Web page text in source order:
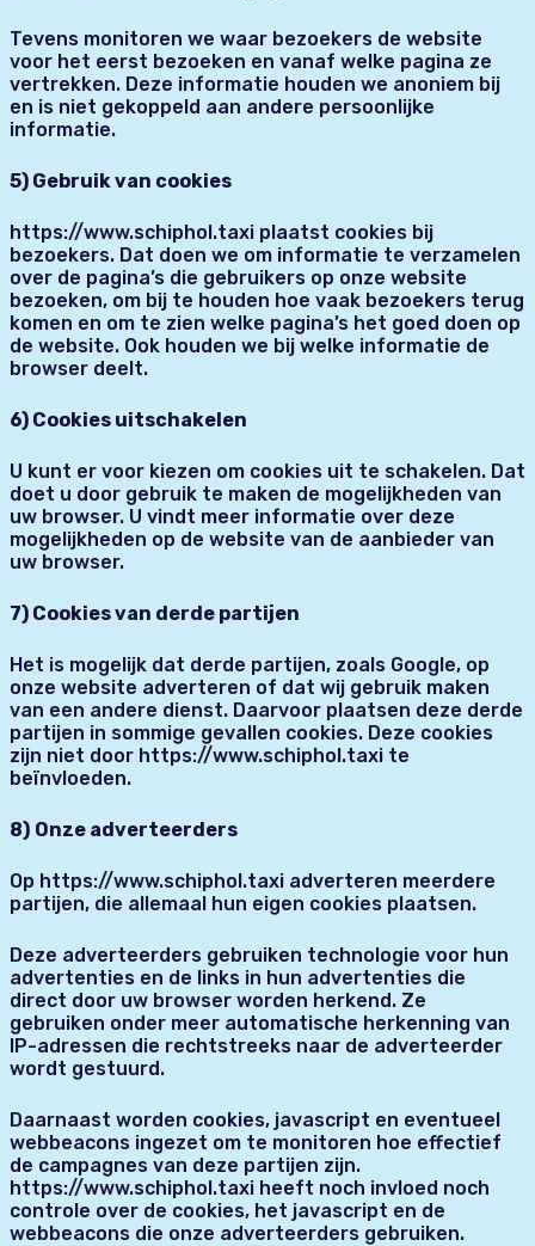
Tevens monitoren we waar bezoekers de website
voor het eerst bezoeken en vanaf welke pagina ze
vertrekken. Deze informatie houden we anoniem bij
en is niet gekoppeld aan andere persoonlijke
informatie.
5) Gebruik van cookies
https://www.schiphol.taxi plaatst cookies bij
bezoekers. Dat doen we om informatie te verzamelen
over de pagina’s die gebruikers op onze website
bezoeken, om bij te houden hoe vaak bezoekers terug
komen en om te zien welke pagina’s het goed doen op
de website. Ook houden we bij welke informatie de
browser deelt.
6) Cookies uitschakelen
U kunt er voor kiezen om cookies uit te schakelen. Dat
doet u door gebruik te maken de mogelijkheden van
uw browser. U vindt meer informatie over deze
mogelijkheden op de website van de aanbieder van
uw browser.
7) Cookies van derde partijen
Het is mogelijk dat derde partijen, zoals Google, op
onze website adverteren of dat wij gebruik maken
van een andere dienst. Daarvoor plaatsen deze derde
partijen in sommige gevallen cookies. Deze cookies
zijn niet door https://www.schiphol.taxi te
beïnvloeden.
8) Onze adverteerders
Op https://www.schiphol.taxi adverteren meerdere
partijen, die allemaal hun eigen cookies plaatsen.
Deze adverteerders gebruiken technologie voor hun
advertenties en de links in hun advertenties die
direct door uw browser worden herkend. Ze
gebruiken onder meer automatische herkenning van
IP-adressen die rechtstreeks naar de adverteerder
wordt gestuurd.
Daarnaast worden cookies, javascript en eventueel
webbeacons ingezet om te monitoren hoe effectief
de campagnes van deze partijen zijn.
https://www.schiphol.taxi heeft noch invloed noch
controle over de cookies, het javascript en de
webbeacons die onze adverteerders gebruiken.